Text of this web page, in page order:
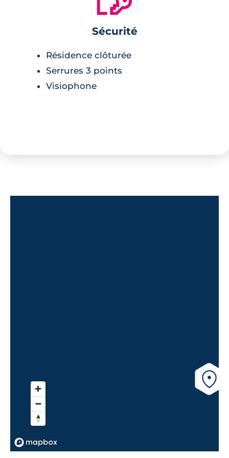
Habiter une forêt urbaine, tel a été le
sens de notre démarche
conceptuelle. Les arbres majestueux
Sécurité
Résidence clôturée
Serrures 3 points
Visiophone